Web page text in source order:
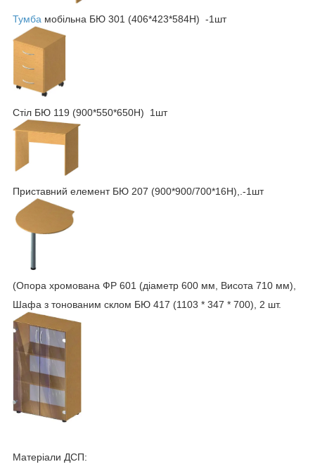
Тумба мобільна БЮ 301 (406*423*584Н) -1шт
Стіл БЮ 119 (900*550*650Н) 1шт
Приставний елемент БЮ 207 (900*900/700*16Н),.-1шт
(Опора хромована ФР 601 (діаметр 600 мм, Висота 710 мм),
Шафа з тонованим склом БЮ 417 (1103 * 347 * 700), 2 шт.
Матеріали ДСП: